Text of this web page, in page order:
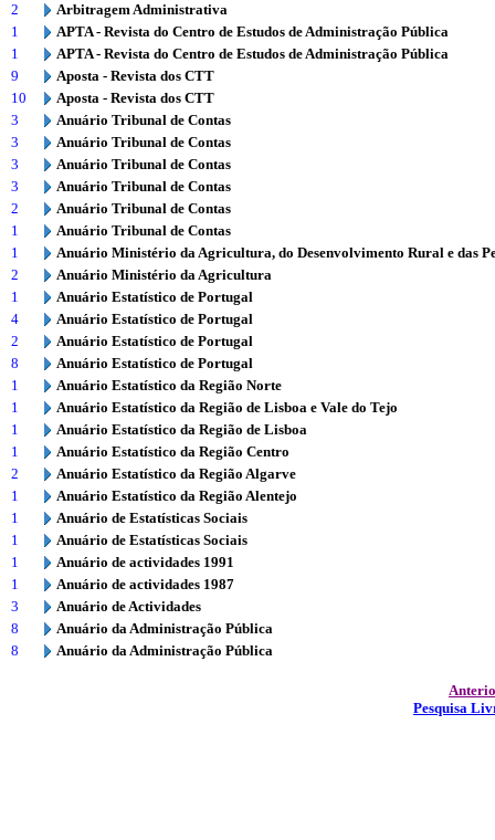
2
Arbitragem Administrativa
1
APTA - Revista do Centro de Estudos de Administração Pública
1
APTA - Revista do Centro de Estudos de Administração Pública
9
Aposta - Revista dos CTT
10
Aposta - Revista dos CTT
3
Anuário Tribunal de Contas
3
Anuário Tribunal de Contas
3
Anuário Tribunal de Contas
3
Anuário Tribunal de Contas
2
Anuário Tribunal de Contas
1
Anuário Tribunal de Contas
1
Anuário Ministério da Agricultura, do Desenvolvimento Rural e das
2
Anuário Ministério da Agricultura
1
Anuário Estatístico de Portugal
4
Anuário Estatístico de Portugal
2
Anuário Estatístico de Portugal
8
Anuário Estatístico de Portugal
1
Anuário Estatístico da Região Norte
1
Anuário Estatístico da Região de Lisboa e Vale do Tejo
1
Anuário Estatístico da Região de Lisboa
1
Anuário Estatístico da Região Centro
2
Anuário Estatístico da Região Algarve
1
Anuário Estatístico da Região Alentejo
1
Anuário de Estatísticas Sociais
1
Anuário de Estatísticas Sociais
1
Anuário de actividades 1991
1
Anuário de actividades 1987
3
Anuário de Actividades
8
Anuário da Administração Pública
8
Anuário da Administração Pública
Pesquisa